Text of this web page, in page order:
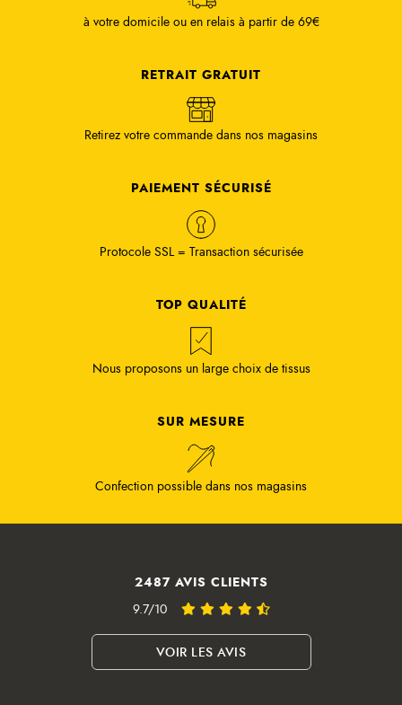
à votre domicile ou en relais à partir de 69€
RETRAIT GRATUIT
Retirez votre commande dans nos magasins
PAIEMENT SÉCURISÉ
Protocole SSL = Transaction sécurisée
TOP QUALITÉ
Nous proposons un large choix de tissus
SUR MESURE
Confection possible dans nos magasins
2487 AVIS CLIENTS
9.7/10
VOIR LES AVIS